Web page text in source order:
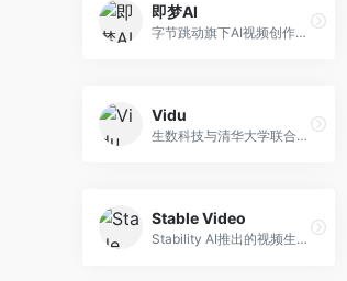
即梦AI
字节跳动旗下AI视频创作平台，支持多模态内容生成。面向内容创作者和营销人员，提供文生视频、图生视频、智能剪辑等功能，中文理解能力强，创作效率高。
Vidu
生数科技与清华大学联合研发的AI视频生成大模型。面向视频创作者和内容生产者，支持文生视频、图生视频，视频质量高，物理运动理解准确，国产视频生成领先工具。
Stable Video
Stability AI推出的视频生成模型，开源可部署。面向开发者和专业创作者，支持视频生成、视频编辑等功能，开源生态完善，定制化程度高。